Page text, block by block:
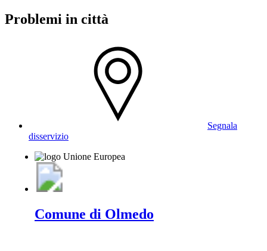
Problemi in città
Segnala
disservizio
Comune di Olmedo